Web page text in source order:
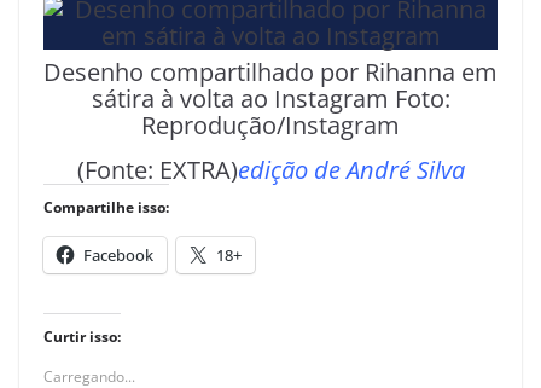
Desenho compartilhado por Rihanna em
sátira à volta ao Instagram Foto:
Reprodução/Instagram
(Fonte: EXTRA)edição de André Silva
Compartilhe isso:
Facebook 18+
Curtir isso:
Carregando...